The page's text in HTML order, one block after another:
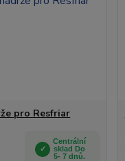
pro Resfriar
Centrální
sklad Do
5- 7 dnů.